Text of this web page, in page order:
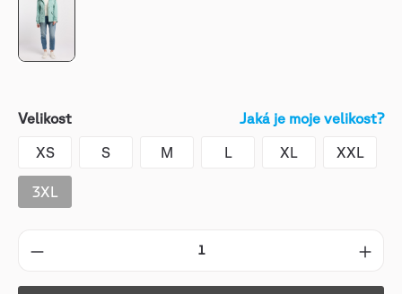
Velikost Jaká je moje velikost?
XS S M L XL XXL
3XL